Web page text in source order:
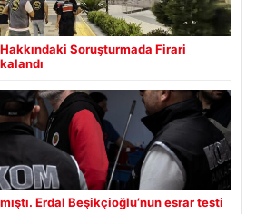
Soruşturmada Firari
Erdal Beşikçioğlu’nun esrar testi